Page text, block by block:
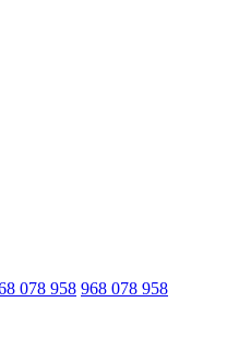
968 078 958